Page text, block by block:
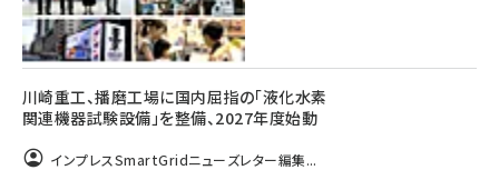
川崎重工、播磨工場に国内屈指の「液化水素
関連機器試験設備」を整備、2027年度始動
インプレスSmartGridニューズレター編集...